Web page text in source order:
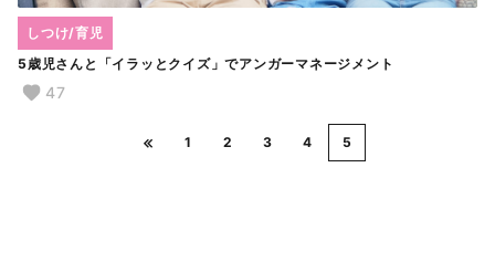
5歳児さんと「イラッとクイズ」でアンガーマネージメント
しつけ/育児
47
1 2 3 4 5